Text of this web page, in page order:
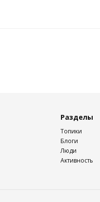
Разделы
Топики
Блоги
Люди
Активность